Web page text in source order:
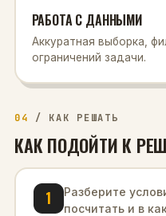
РАБОТА С ДАННЫМИ
Аккуратная выборка,
ограничений задачи.
04 / КАК РЕШАТЬ
КАК ПОДОЙТИ К
1
Разберите
посчитать и в